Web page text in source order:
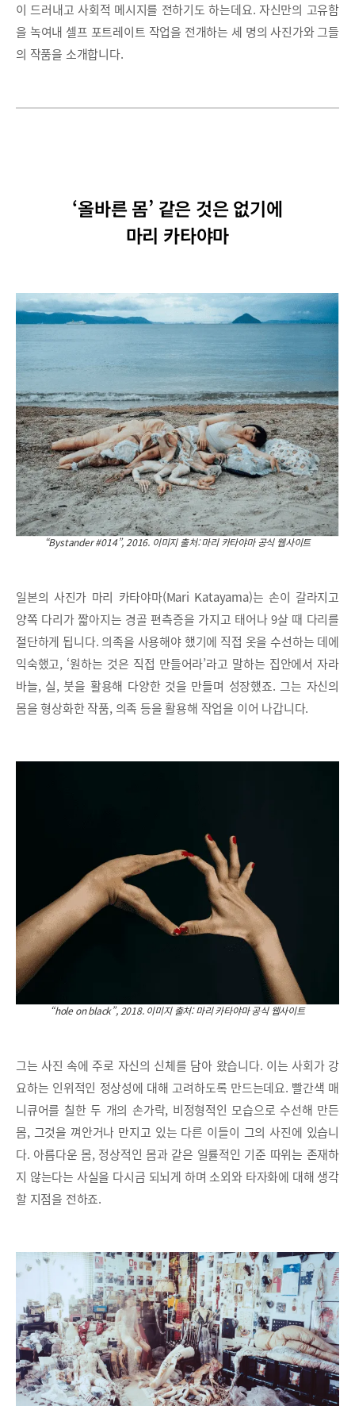
이 드러내고 사회적 메시지를 전하기도 하는데요. 자신만의 고유함
을 녹여내 셀프 포트레이트 작업을 전개하는 세 명의 사진가와 그들
의 작품을 소개합니다.
‘올바른 몸’ 같은 것은 없기에
마리 카타야마
“Bystander #014”, 2016. 이미지 출처: 마리 카타야마 공식 웹사이트
일본의 사진가 마리 카타야마(Mari Katayama)는 손이 갈라지고
양쪽 다리가 짧아지는 경골 편측증을 가지고 태어나 9살 때 다리를
절단하게 됩니다. 의족을 사용해야 했기에 직접 옷을 수선하는 데에
익숙했고, ‘원하는 것은 직접 만들어라’라고 말하는 집안에서 자라
바늘, 실, 붓을 활용해 다양한 것을 만들며 성장했죠. 그는 자신의
몸을 형상화한 작품, 의족 등을 활용해 작업을 이어 나갑니다.
“hole on black”, 2018. 이미지 출처: 마리 카타야마 공식 웹사이트
그는 사진 속에 주로 자신의 신체를 담아 왔습니다. 이는 사회가 강
요하는 인위적인 정상성에 대해 고려하도록 만드는데요. 빨간색 매
니큐어를 칠한 두 개의 손가락, 비정형적인 모습으로 수선해 만든
몸, 그것을 껴안거나 만지고 있는 다른 이들이 그의 사진에 있습니
다. 아름다운 몸, 정상적인 몸과 같은 일률적인 기준 따위는 존재하
지 않는다는 사실을 다시금 되뇌게 하며 소외와 타자화에 대해 생각
할 지점을 전하죠.